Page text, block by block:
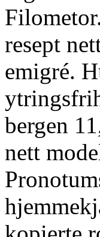
resept
emigré.
bergen
nett